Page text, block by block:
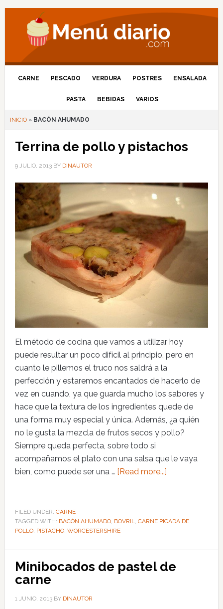
CARNE PESCADO VERDURA POSTRES ENSALADA
PASTA BEBIDAS VARIOS
INICIO» BACÓN AHUMADO
Terrina de pollo y pistachos
9 JULIO, 2013BY DINAUTOR
El método de cocina que vamos a utilizar hoy
puede resultar un poco difícil al principio, pero en
cuanto le pillemos el truco nos saldrá a la
perfección y estaremos encantados de hacerlo de
vez en cuando, ya que guarda mucho los sabores y
hace que la textura de los ingredientes quede de
una forma muy especial y única. Además, ¿a quién
no le gusta la mezcla de frutos secos y pollo?
Siempre queda perfecta, sobre todo si
acompañamos el plato con una salsa que le vaya
bien, como puede ser una … [Read more...]
FILED UNDER: CARNE
TAGGED WITH: BACÓN AHUMADO, BOVRIL, CARNE PICADA DE
POLLO, PISTACHO, WORCESTERSHIRE
Minibocados de pastel de
carne
1 JUNIO, 2013BY DINAUTOR